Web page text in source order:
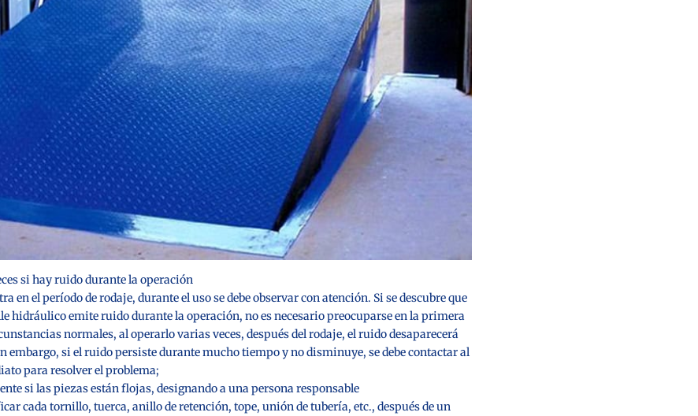
si hay ruido durante la operación
en el período de rodaje, durante el uso se debe observar con atención. Si se descubre que
hidráulico emite ruido durante la operación, no es necesario preocuparse en la primera
normales, al operarlo varias veces, después del rodaje, el ruido desaparecerá
embargo, si el ruido persiste durante mucho tiempo y no disminuye, se debe contactar al
para resolver el problema;
si las piezas están flojas, designando a una persona responsable
cada tornillo, tuerca, anillo de retención, tope, unión de tubería, etc., después de un